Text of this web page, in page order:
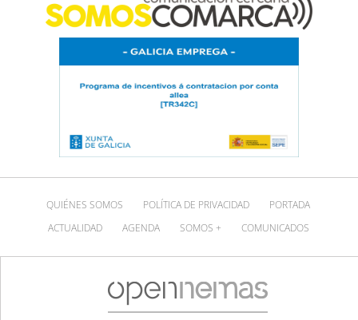
QUIÉNES SOMOS POLÍTICA DE PRIVACIDAD
PORTADA
ACTUALIDAD
AGENDA SOMOS + COMUNICADOS